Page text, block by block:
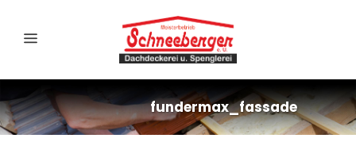
fundermax_fassade